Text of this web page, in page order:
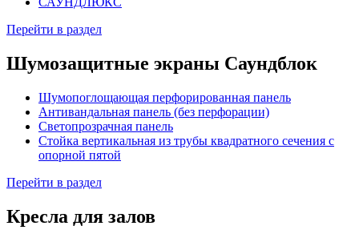
Перейти в раздел
Шумозащитные экраны Саундблок
Шумопоглощающая перфорированная панель
Антивандальная панель (без перфорации)
Светопрозрачная панель
Стойка вертикальная из трубы квадратного сечения с
опорной пятой
Перейти в раздел
Кресла для залов